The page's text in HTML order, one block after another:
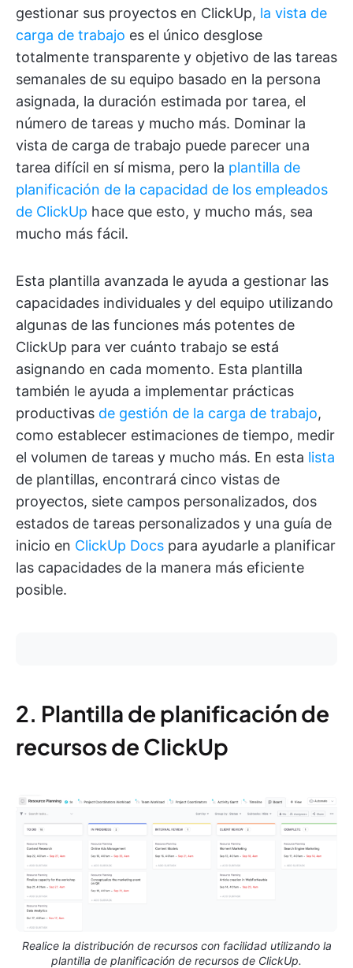
gestionar sus proyectos en ClickUp, la vista de
carga de trabajo es el único desglose
totalmente transparente y objetivo de las tareas
semanales de su equipo basado en la persona
asignada, la duración estimada por tarea, el
número de tareas y mucho más. Dominar la
vista de carga de trabajo puede parecer una
tarea difícil en sí misma, pero la plantilla de
planificación de la capacidad de los empleados
de ClickUp hace que esto, y mucho más, sea
mucho más fácil.
Esta plantilla avanzada le ayuda a gestionar las
capacidades individuales y del equipo utilizando
algunas de las funciones más potentes de
ClickUp para ver cuánto trabajo se está
asignando en cada momento. Esta plantilla
también le ayuda a implementar prácticas
productivas de gestión de la carga de trabajo,
como establecer estimaciones de tiempo, medir
el volumen de tareas y mucho más. En esta lista
de plantillas, encontrará cinco vistas de
proyectos, siete campos personalizados, dos
estados de tareas personalizados y una guía de
inicio en ClickUp Docs para ayudarle a planificar
las capacidades de la manera más eficiente
posible.
2. Plantilla de planificación de
recursos de ClickUp
Realice la distribución de recursos con facilidad utilizando la
plantilla de planificación de recursos de ClickUp.